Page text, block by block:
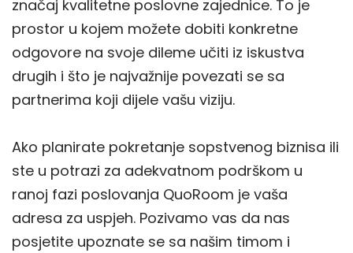
značaj kvalitetne poslovne zajednice. To je
prostor u kojem možete dobiti konkretne
odgovore na svoje dileme učiti iz iskustva
drugih i što je najvažnije povezati se sa
partnerima koji dijele vašu viziju.
Ako planirate pokretanje sopstvenog biznisa ili
ste u potrazi za adekvatnom podrškom u
ranoj fazi poslovanja QuoRoom je vaša
adresa za uspjeh. Pozivamo vas da nas
posjetite upoznate se sa našim timom i